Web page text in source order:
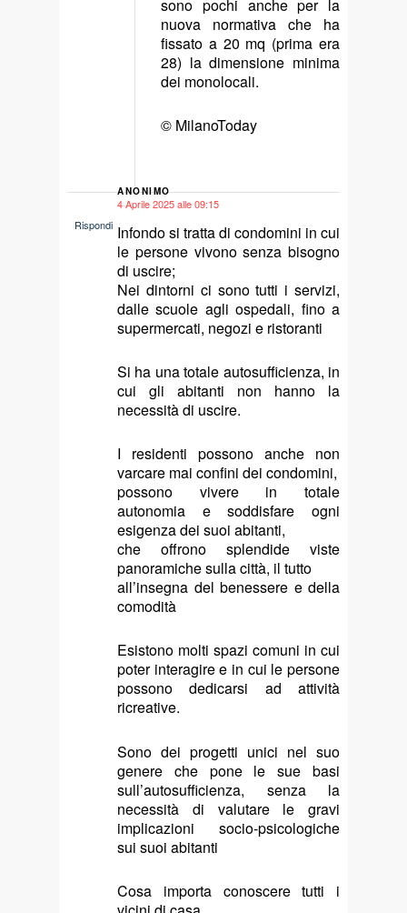
sono pochi anche per la
nuova normativa che ha
fissato a 20 mq (prima era
28) la dimensione minima
dei monolocali.
© MilanoToday
ANONIMO
4 Aprile 2025 alle 09:15
Infondo si tratta di condomini in cui
le persone vivono senza bisogno
di uscire;
Nei dintorni ci sono tutti i servizi,
dalle scuole agli ospedali, fino a
supermercati, negozi e ristoranti
Si ha una totale autosufficienza, in
cui gli abitanti non hanno la
necessità di uscire.
I residenti possono anche non
varcare mai confini dei condomini,
possono vivere in totale
autonomia e soddisfare ogni
esigenza dei suoi abitanti,
che offrono splendide viste
panoramiche sulla città, il tutto
all’insegna del benessere e della
comodità
Esistono molti spazi comuni in cui
poter interagire e in cui le persone
possono dedicarsi ad attività
ricreative.
Sono dei progetti unici nel suo
genere che pone le sue basi
sull’autosufficienza, senza la
necessità di valutare le gravi
implicazioni socio-psicologiche
sui suoi abitanti
Cosa importa conoscere tutti i
Rispondi